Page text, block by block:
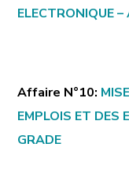
ELECTRONIQUE
Affaire N°10:
EMPLOIS ET DES
GRADE